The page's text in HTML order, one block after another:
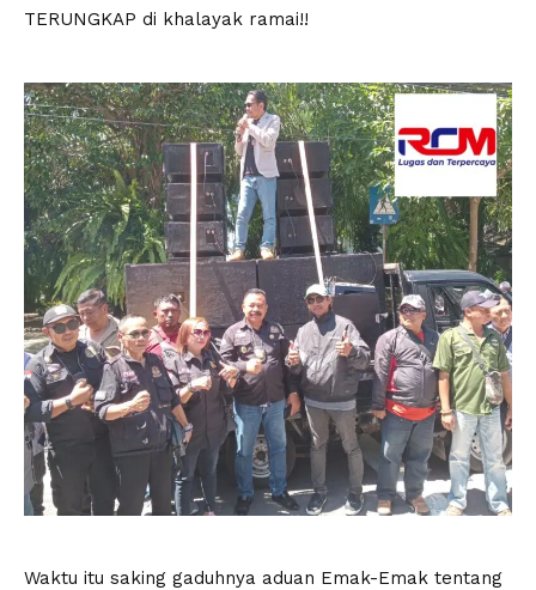
TERUNGKAP di khalayak ramai!!
Waktu itu saking gaduhnya aduan Emak-Emak tentang